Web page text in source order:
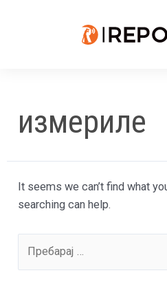
измериле
It seems we can’t find what
searching can help.